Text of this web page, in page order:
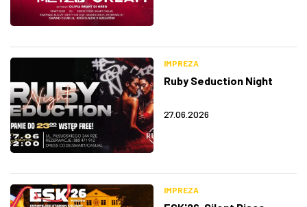
IMPREZA
Ruby Seduction Night
27.06.2026
IMPREZA